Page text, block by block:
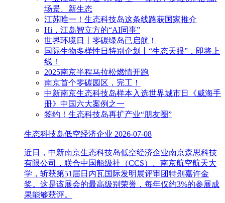
场景、新生态
江苏唯一！生态科技岛这条线路获国家推介
Hi，江岛智立方的“AI同事”
世界环境日丨零碳绿岛已启航！
国际生物多样性日特别企划丨“生态天眼”，即将上
线！
2025南京半程马拉松燃情开跑
南京首个零碳园区，完工！
中新南京生态科技岛样本入选世界城市日《威海手
册》中国六大案例之一
签约！生态科技岛再扩产业“朋友圈”
生态科技岛低空经济企业 2026-07-08
近日，中新南京生态科技岛低空经济企业南京森思科技
有限公司，联合中国船级社（CCS）、南京航空航天大
学，斩获第51届日内瓦国际发明展评审团特别嘉许金
奖。这是该展会的最高级别荣誉，每年仅约3%的参展成
果能够获评。